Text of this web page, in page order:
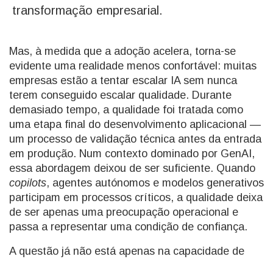
transformação empresarial.
Mas, à medida que a adoção acelera, torna-se
evidente uma realidade menos confortável: muitas
empresas estão a tentar escalar IA sem nunca
terem conseguido escalar qualidade. Durante
demasiado tempo, a qualidade foi tratada como
uma etapa final do desenvolvimento aplicacional —
um processo de validação técnica antes da entrada
em produção. Num contexto dominado por GenAI,
essa abordagem deixou de ser suficiente. Quando
copilots, agentes autónomos e modelos generativos
participam em processos críticos, a qualidade deixa
de ser apenas uma preocupação operacional e
passa a representar uma condição de confiança.
A questão já não está apenas na capacidade de